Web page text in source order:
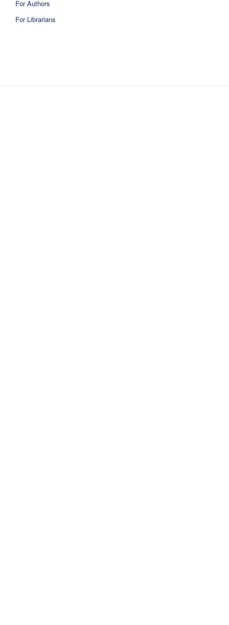
For Authors
For Librarians